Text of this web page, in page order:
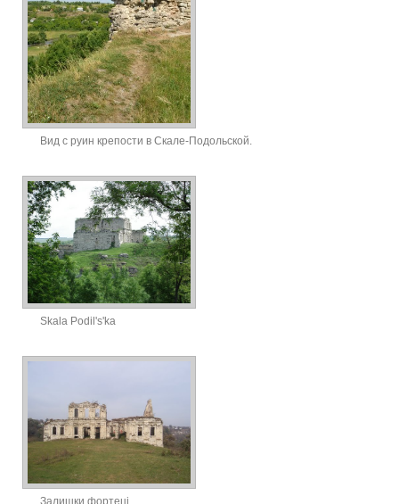
Вид с руин крепости в Скале-Подольской.
Skala Podil's'ka